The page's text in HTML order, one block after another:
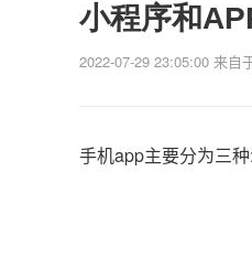
小程序和
2022-07-29 23:05:00 来自
手机app主要分为三